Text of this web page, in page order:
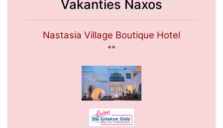
Vakanties Naxos
Nastasia Village Boutique Hotel
**